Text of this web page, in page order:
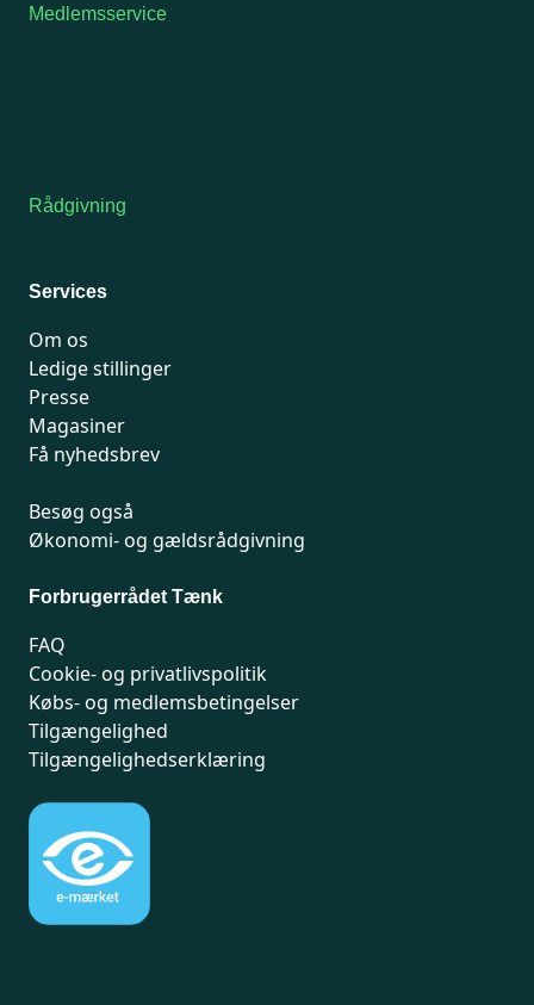
Medlemsservice
Rådgivning
Services
Om os
Ledige stillinger
Presse
Magasiner
Få nyhedsbrev
Besøg også
Økonomi- og gældsrådgivning
Forbrugerrådet Tænk
FAQ
Cookie- og privatlivspolitik
Købs- og medlemsbetingelser
Tilgængelighed
Tilgængelighedserklæring